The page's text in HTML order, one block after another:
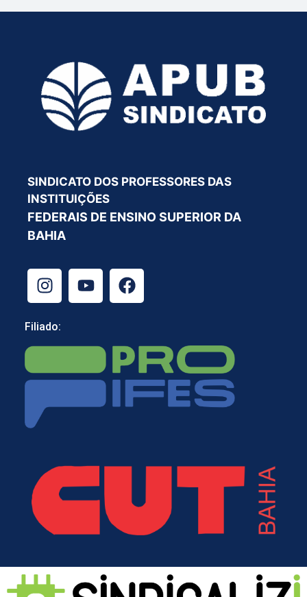
SINDICATO DOS PROFESSORES DAS
INSTITUIÇÕES
FEDERAIS DE ENSINO SUPERIOR DA
BAHIA
Filiado: